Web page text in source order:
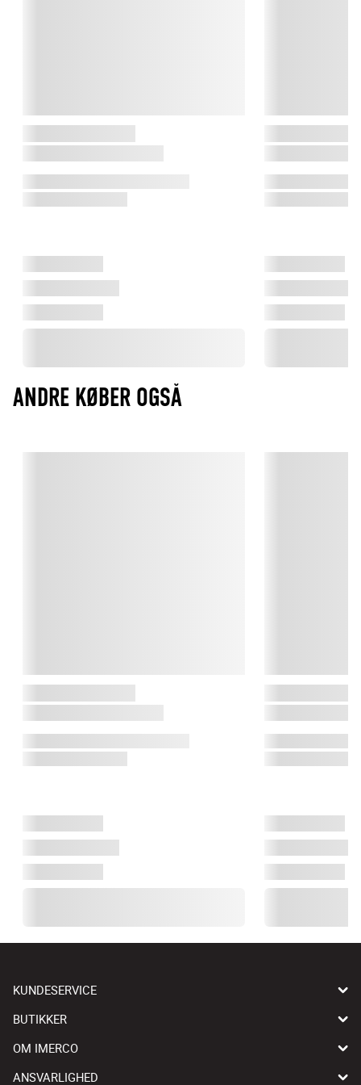
ANDRE KØBER OGSÅ
KUNDESERVICE
BUTIKKER
OM IMERCO
ANSVARLIGHED